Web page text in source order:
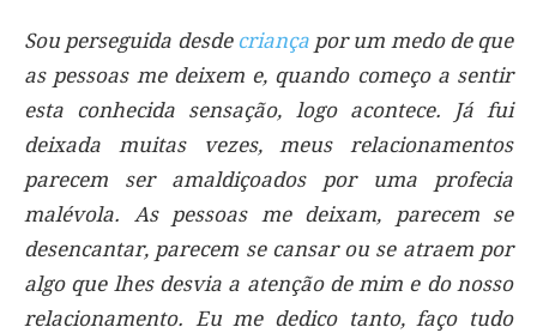
Sou perseguida desde criançapor um medo de que
as pessoas me deixem e, quando começo a sentir
esta conhecida sensação, logo acontece. Já fui
deixada muitas vezes, meus relacionamentos
parecem ser amaldiçoados por uma profecia
malévola. As pessoas me deixam, parecem se
desencantar, parecem se cansar ou se atraem por
algo que lhes desvia a atenção de mim e do nosso
relacionamento. Eu me dedico tanto, faço tudo